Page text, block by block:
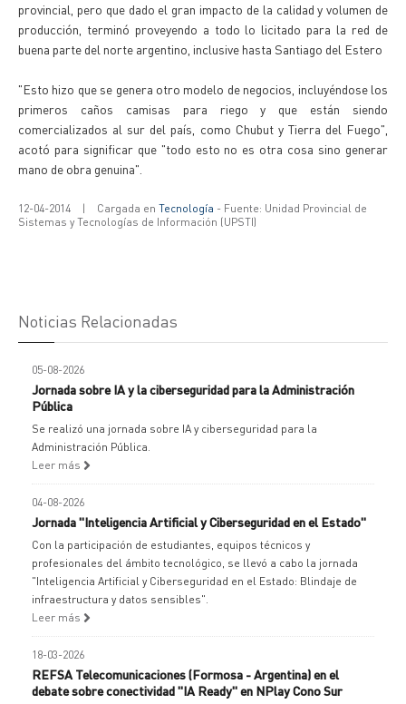
provincial, pero que dado el gran impacto de la calidad y volumen de
producción, terminó proveyendo a todo lo licitado para la red de
buena parte del norte argentino, inclusive hasta Santiago del Estero
"Esto hizo que se genera otro modelo de negocios, incluyéndose los
primeros caños camisas para riego y que están siendo
comercializados al sur del país, como Chubut y Tierra del Fuego",
acotó para significar que "todo esto no es otra cosa sino generar
mano de obra genuina".
12-04-2014 | Cargada en Tecnología - Fuente: Unidad Provincial de
Sistemas y Tecnologías de Información (UPSTI)
Noticias Relacionadas
05-08-2026
Jornada sobre IA y la ciberseguridad para la Administración
Pública
Se realizó una jornada sobre IA y ciberseguridad para la
Administración Pública.
Leer más
04-08-2026
Jornada "Inteligencia Artificial y Ciberseguridad en el Estado"
Con la participación de estudiantes, equipos técnicos y
profesionales del ámbito tecnológico, se llevó a cabo la jornada
"Inteligencia Artificial y Ciberseguridad en el Estado: Blindaje de
infraestructura y datos sensibles".
Leer más
18-03-2026
REFSA Telecomunicaciones (Formosa - Argentina) en el
debate sobre conectividad "IA Ready" en NPlay Cono Sur